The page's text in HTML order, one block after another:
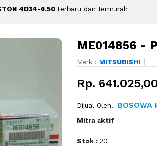
4D34-0.50 terbaru dan termurah
ME014856 -
Merk : MITSUBISHI
Rp. 641.025,00
Dijual Oleh.: BOSOWA
Mitra aktif
Stok : 20